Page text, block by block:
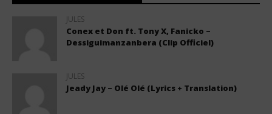
JULES
Conex et Don ft. Tony X, Fanicko –
Dessiguimanzanbera (Clip Officiel)
JULES
Jeady Jay – Olé Olé (Lyrics + Translation)